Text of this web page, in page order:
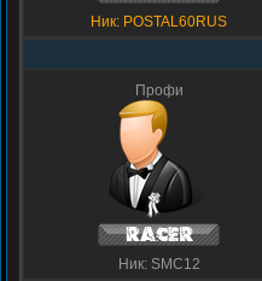
Ник: POSTAL60RUS
Профи
Ник: SMC12